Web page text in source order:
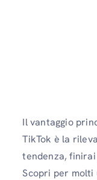
Il vantaggio
TikTok è la
tendenza,
Scopri per molti